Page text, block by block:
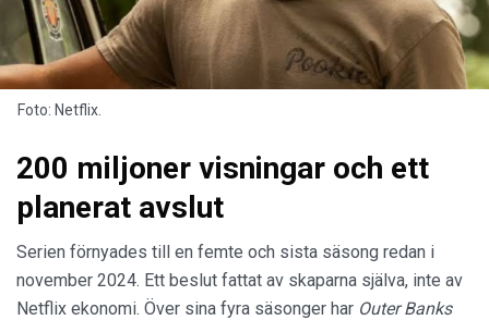
Foto: Netflix.
200 miljoner visningar och ett
planerat avslut
Serien förnyades till en femte och sista säsong redan i
november 2024. Ett beslut fattat av skaparna själva, inte av
Netflix ekonomi. Över sina fyra säsonger har Outer Banks